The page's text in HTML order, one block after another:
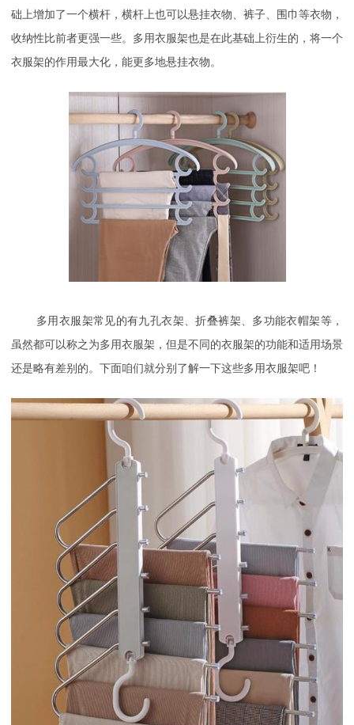
础上增加了一个横杆，横杆上也可以悬挂衣物、裤子、围巾等衣物，
收纳性比前者更强一些。多用衣服架也是在此基础上衍生的，将一个
衣服架的作用最大化，能更多地悬挂衣物。
多用衣服架常见的有九孔衣架、折叠裤架、多功能衣帽架等，
虽然都可以称之为多用衣服架，但是不同的衣服架的功能和适用场景
还是略有差别的。下面咱们就分别了解一下这些多用衣服架吧！